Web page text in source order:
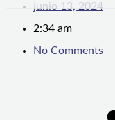
junio 13, 2024
2:34 am
No Comments